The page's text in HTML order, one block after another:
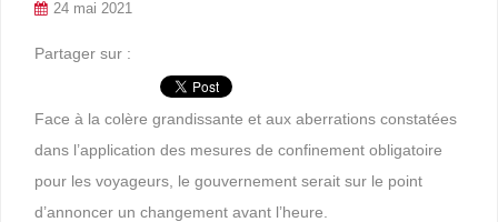
24 mai 2021
Partager sur :
Face à la colère grandissante et aux aberrations constatées
dans l’application des mesures de confinement obligatoire
pour les voyageurs, le gouvernement serait sur le point
d’annoncer un changement avant l’heure.